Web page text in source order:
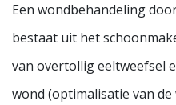
Een wondbehandeling
bestaat uit het
van overtollig eeltweefsel
wond (optimalisatie van